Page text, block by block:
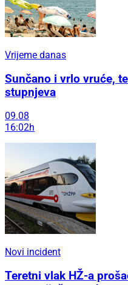
Vrijeme danas
Sunčano i vrlo vruće,
stupnjeva
09.08
16:02h
Novi incident
Teretni vlak HŽ-a